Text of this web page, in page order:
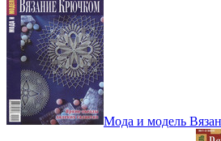
Мода и модель